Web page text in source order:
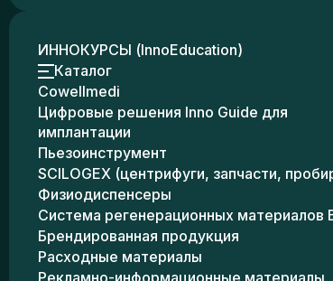
ИННОКУРСЫ (InnoEducation)
Каталог
Cowellmedi
Цифровые решения Inno Guide для
имплантации
Пьезоинструмент
SCILOGEX (центрифуги, запчасти,
Физиодиспенсеры
Система регенерационных материалов
Брендированная продукция
Расходные материалы
Рекламно-информационные материалы